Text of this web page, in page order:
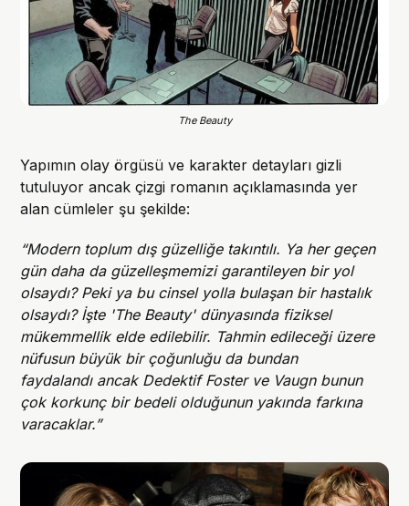
The Beauty
Yapımın olay örgüsü ve karakter detayları gizli
tutuluyor ancak çizgi romanın açıklamasında yer
alan cümleler şu şekilde:
“Modern toplum dış güzelliğe takıntılı. Ya her geçen
gün daha da güzelleşmemizi garantileyen bir yol
olsaydı? Peki ya bu cinsel yolla bulaşan bir hastalık
olsaydı? İşte 'The Beauty' dünyasında fiziksel
mükemmellik elde edilebilir. Tahmin edileceği üzere
nüfusun büyük bir çoğunluğu da bundan
faydalandı ancak Dedektif Foster ve Vaugn bunun
çok korkunç bir bedeli olduğunun yakında farkına
varacaklar.”